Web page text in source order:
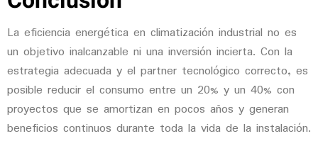
La eficiencia energética en climatización industrial no es
un objetivo inalcanzable ni una inversión incierta. Con la
estrategia adecuada y el partner tecnológico correcto, es
posible reducir el consumo entre un 20% y un 40% con
proyectos que se amortizan en pocos años y generan
beneficios continuos durante toda la vida de la instalación.